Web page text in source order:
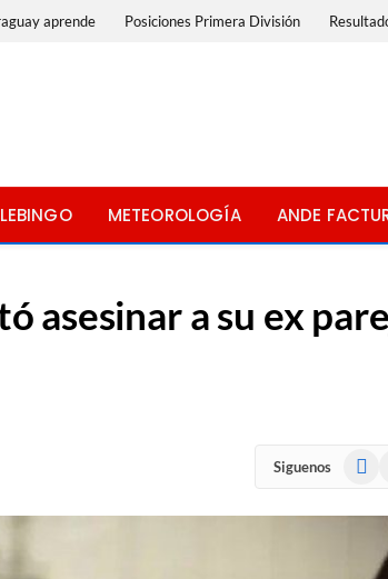
aprende Posiciones Primera División
METEOROLOGÍA ANDE
asesinar a su ex
Siguenos